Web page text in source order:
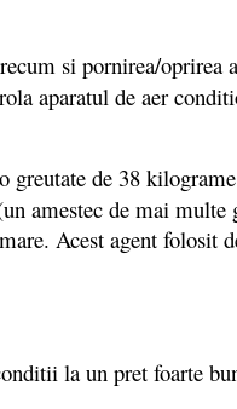
si pornirea/
aparatul de aer
greutate de 38
amestec de mai multe
Acest agent folosit
la un pret foarte